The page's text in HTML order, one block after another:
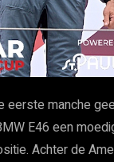
eerste manche
E46 een
Achter de